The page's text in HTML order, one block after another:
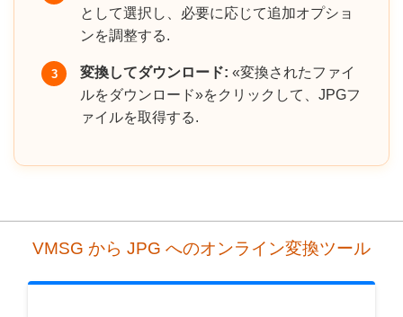
として選択し、必要に応じて追加オプショ
ンを調整する.
3 変換してダウンロード: «変換されたファイ
ルをダウンロード»をクリックして、JPGフ
ァイルを取得する.
VMSG から JPG へのオンライン変換ツール